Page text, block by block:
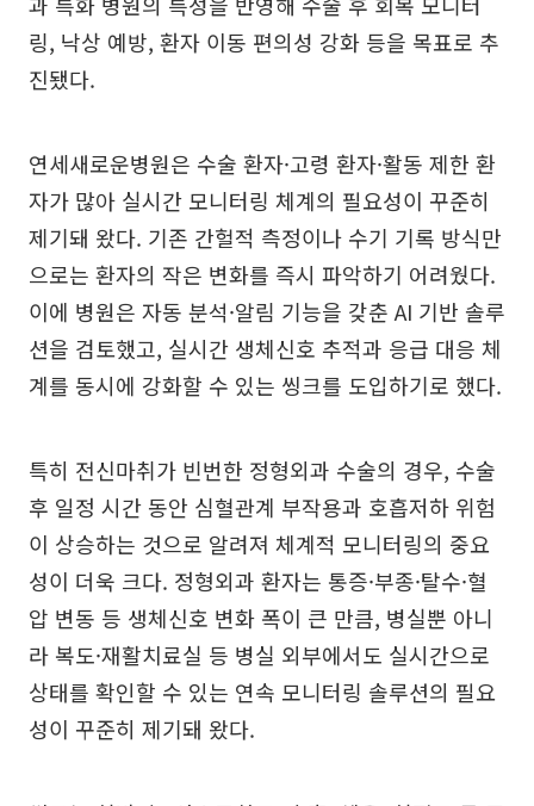
링, 낙상 예방, 환자 이동 편의성 강화 등을 목표로 추
진됐다.
연세새로운병원은 수술 환자·고령 환자·활동 제한 환
자가 많아 실시간 모니터링 체계의 필요성이 꾸준히
제기돼 왔다. 기존 간헐적 측정이나 수기 기록 방식만
으로는 환자의 작은 변화를 즉시 파악하기 어려웠다.
이에 병원은 자동 분석·알림 기능을 갖춘 AI 기반 솔루
션을 검토했고, 실시간 생체신호 추적과 응급 대응 체
계를 동시에 강화할 수 있는 씽크를 도입하기로 했다.
특히 전신마취가 빈번한 정형외과 수술의 경우, 수술
후 일정 시간 동안 심혈관계 부작용과 호흡저하 위험
이 상승하는 것으로 알려져 체계적 모니터링의 중요
성이 더욱 크다. 정형외과 환자는 통증·부종·탈수·혈
압 변동 등 생체신호 변화 폭이 큰 만큼, 병실뿐 아니
라 복도·재활치료실 등 병실 외부에서도 실시간으로
상태를 확인할 수 있는 연속 모니터링 솔루션의 필요
성이 꾸준히 제기돼 왔다.